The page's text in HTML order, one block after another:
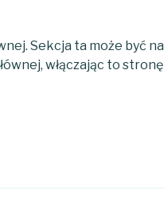
Sekcja ta może być na
włączając to stronę